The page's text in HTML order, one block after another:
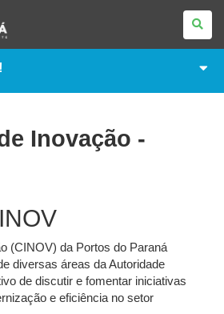
Inovação -
(CINOV) da Portos do Paraná
diversas áreas da Autoridade
de discutir e fomentar iniciativas
e eficiência no setor